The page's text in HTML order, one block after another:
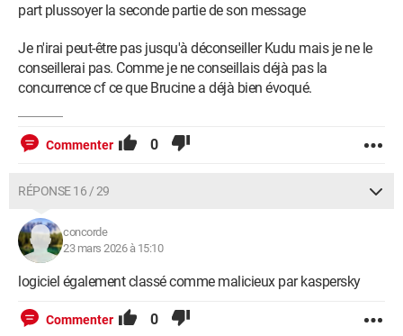
part plussoyer la seconde partie de son message
Je n'irai peut-être pas jusqu'à déconseiller Kudu mais je ne le
conseillerai pas. Comme je ne conseillais déjà pas la
concurrence cf ce que Brucine a déjà bien évoqué.
Commenter 0
RÉPONSE 16 / 29
concorde
23 mars 2026 à 15:10
logiciel également classé comme malicieux par kaspersky
Commenter 0